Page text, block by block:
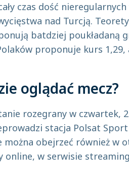
czas dość
nad Turcją.
batdziej poukładaną
proponuje kurs 1,29,
oglądać mecz?
rozegrany w czwartek,
stacja Polsat
można obejrzeć również w
online, w serwisie